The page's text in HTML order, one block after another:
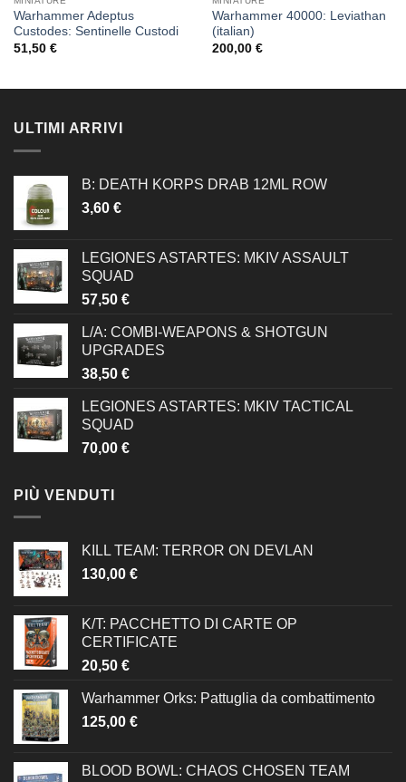
Warhammer Adeptus
Custodes: Sentinelle Custodi
51,50 €
Warhammer 40000: Leviathan
(italian)
200,00 €
ULTIMI ARRIVI
B: DEATH KORPS DRAB 12ML ROW
3,60 €
LEGIONES ASTARTES: MKIV ASSAULT
SQUAD
57,50 €
L/A: COMBI-WEAPONS & SHOTGUN
UPGRADES
38,50 €
LEGIONES ASTARTES: MKIV TACTICAL
SQUAD
70,00 €
PIÙ VENDUTI
KILL TEAM: TERROR ON DEVLAN
130,00 €
K/T: PACCHETTO DI CARTE OP
CERTIFICATE
20,50 €
Warhammer Orks: Pattuglia da combattimento
125,00 €
BLOOD BOWL: CHAOS CHOSEN TEAM